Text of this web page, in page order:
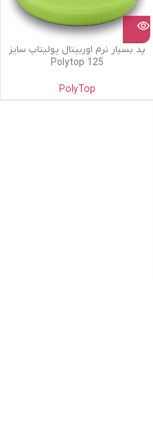
پد بسیار نرم اوربیتال پولیتاپ سایز
125 Polytop
PolyTop